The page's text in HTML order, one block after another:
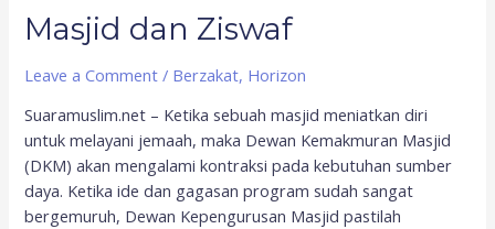
Masjid dan Ziswaf
Leave a Comment / Berzakat, Horizon
Suaramuslim.net – Ketika sebuah masjid meniatkan diri
untuk melayani jemaah, maka Dewan Kemakmuran Masjid
(DKM) akan mengalami kontraksi pada kebutuhan sumber
daya. Ketika ide dan gagasan program sudah sangat
bergemuruh, Dewan Kepengurusan Masjid pastilah